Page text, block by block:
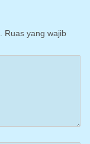
Ruas yang wajib